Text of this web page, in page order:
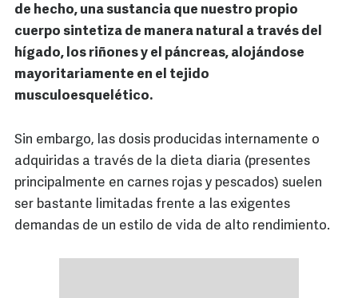
de hecho, una sustancia que nuestro propio
cuerpo sintetiza de manera natural a través del
hígado, los riñones y el páncreas, alojándose
mayoritariamente en el tejido
musculoesquelético.
Sin embargo, las dosis producidas internamente o
adquiridas a través de la dieta diaria (presentes
principalmente en carnes rojas y pescados) suelen
ser bastante limitadas frente a las exigentes
demandas de un estilo de vida de alto rendimiento.